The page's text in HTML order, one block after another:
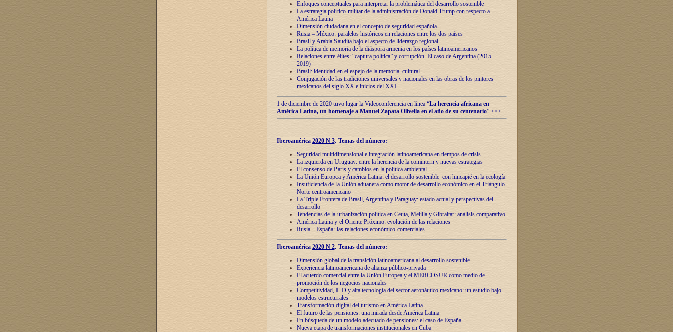
Enfoques conceptuales para interpretar la problemática del desarrollo sostenible
La estrategia político-militar de la administración de Donald Trump con respecto a
América Latina
Dimensión ciudadana en el concepto de seguridad española
Rusia – México: paralelos históricos en relaciones entre los dos países
Brasil y Arabia Saudita bajo el aspecto de liderazgo regional
La política de memoria de la diáspora armenia en los países latinoamericanos
Relaciones entre élites: “captura política” y corrupción. El caso de Argentina (2015-
2019)
Brasil: identidad en el espejo de la memoria cultural
Conjugación de las tradiciones universales y nacionales en las obras de los pintores
mexicanos del siglo XX e inicios del XXI
1 de diciembre de 2020 tuvo lugar la Videoconferencia en línea “La herencia africana en
América Latina, un homenaje a Manuel Zapata Olivella en el año de su centenario” >>>
Iberoamérica 2020 N 3.Temas del número:
Seguridad multidimensional e integración latinoamericana en tiempos de crisis
La izquierda en Uruguay: entre la herencia de lа comintern y nuevas estrategias
El consenso de París y cambios en la política ambiental
La Unión Europea y América Latina: el desarrollo sostenible con hincapié en la ecología
Insuficiencia de la Unión aduanera como motor de desarrollo económico en el Triángulo
Norte centroamericano
La Triple Frontera de Brasil, Argentina y Paraguay: estado actual y perspectivas del
desarrollo
Tendencias de la urbanización política en Ceuta, Melilla y Gibraltar: análisis comparativo
América Latina y el Oriente Próximo: evolución de las relaciones
Rusia – España: las relaciones económico-comerciales
Iberoamérica 2020 N 2.Temas del número:
Dimensión global de la transición latinoamericana al desarrollo sostenible
Experiencia latinoamericana de alianza público-privada
El acuerdo comercial entre la Unión Europea y el MERCOSUR como medio de
promoción de los negocios nacionales
Competitividad, I+D y alta tecnología del sector aeronáutico mexicano: un estudio bajo
modelos estructurales
Transformación digital del turismo en América Latina
El futuro de las pensiones: una mirada desde América Latina
En búsqueda de un modelo adecuado de pensiones: el caso de España
Nueva etapa de transformaciones institucionales en Cuba